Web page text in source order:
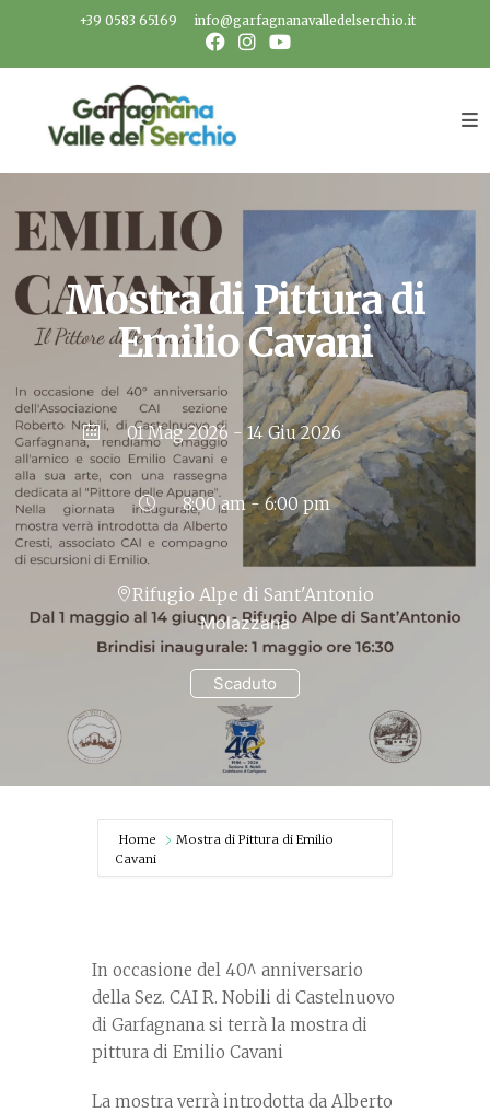
+39 0583 65169 info@garfagnanavalledelserchio.it
Mostra di Pittura di
Emilio Cavani
01 Mag 2026 - 14 Giu 2026
Scaduto
8:00 am - 6:00 pm
Rifugio Alpe di Sant'Antonio
Molazzana
Home
Mostra di Pittura di Emilio
Cavani
In occasione del 40^ anniversario
della Sez. CAI R. Nobili di Castelnuovo
di Garfagnana si terrà la mostra di
pittura di Emilio Cavani
La mostra verrà introdotta da Alberto